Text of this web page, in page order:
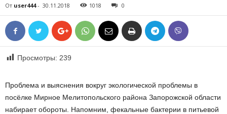
От user444- 30.11.2018 1018 0
Просмотры: 239
Проблема и выяснения вокруг экологической проблемы в
посёлке Мирное Мелитопольского района Запорожской области
набирает обороты. Напомним, фекальные бактерии в питьевой